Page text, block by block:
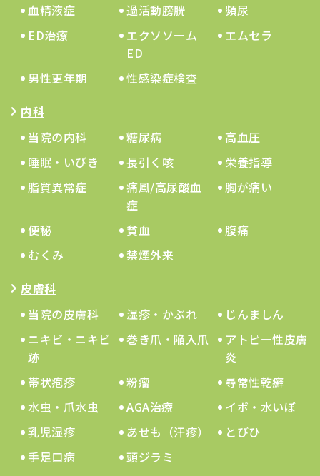
血精液症 過活動膀胱
頻尿
ED治療
エクソソーム
ED
エムセラ
男性更年期
性感染症検査
内科
当院の内科
糖尿病
高血圧
睡眠・いびき
長引く咳
栄養指導
脂質異常症
痛風/高尿酸血
症
胸が痛い
便秘 貧血
腹痛
むくみ
禁煙外来
皮膚科
当院の皮膚科
湿疹・かぶれ
じんましん
ニキビ・ニキビ
跡
巻き爪・陥入爪
アトピー性皮膚
炎
帯状疱疹
粉瘤
尋常性乾癬
水虫・爪水虫
AGA治療
イボ・水いぼ
乳児湿疹
あせも（汗疹）
とびひ
手足口病
頭ジラミ